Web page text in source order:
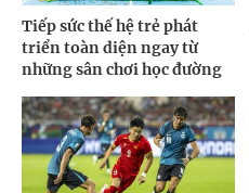
Tiếp sức thế hệ trẻ phát
triển toàn diện ngay từ
những sân chơi học đường